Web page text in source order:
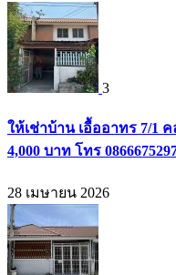
3
ให้เช่าบ้าน เอื้ออาทร 7/1
4,000 บาท โทร
28 เมษายน 2026